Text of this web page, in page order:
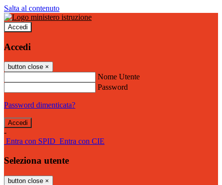
Salta al contenuto
Accedi
Accedi
button close ×
Nome Utente
Password
Password dimenticata?
-
Entra con SPID Entra con CIE
Seleziona utente
button close ×